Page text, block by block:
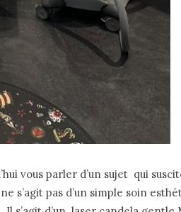
vous parler d’un sujet qui
s’agit pas d’un simple soin